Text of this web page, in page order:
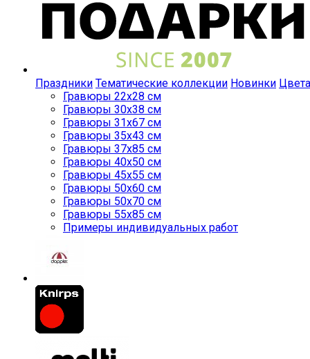
Праздники Тематические коллекции Новинки Цвета
Гравюры 22x28 см
Гравюры 30x38 см
Гравюры 31x67 см
Гравюры 35x43 см
Гравюры 37x85 см
Гравюры 40x50 см
Гравюры 45x55 см
Гравюры 50x60 см
Гравюры 50x70 см
Гравюры 55x85 см
Примеры индивидуальных работ